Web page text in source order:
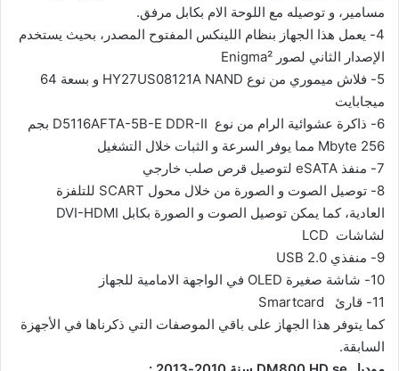
مسامير، و توصيله مع اللوحة الام بكابل مرفق.
4- يعمل هذا الجهاز بنظام اللينكس المفتوح المصدر، بحيث يستخدم
الإصدار الثاني لصور Enigma²
5- فلاش ميموري من نوع HY27US08121A NAND و بسعة 64
ميجابايت
6- ذاكرة عشوائية الرام من نوع D5116AFTA-5B-E DDR-II بجم
256 Mbyte مما يوفر السرعة و الثبات خلال التشغيل
7- منفذ eSATA لتوصيل قرص صلب خارجي
8- توصيل الصوت و الصورة من خلال محول SCART للتلفزة
العادية، كما يمكن توصيل الصوت و الصورة بكابل DVI-HDMI
لشاشات LCD
9- منفذي USB 2.0
10- شاشة صغيرة OLED في الواجهة الامامية للجهاز
11- قارئ Smartcard
كما يتوفر هذا الجهاز على باقي الموصفات التي ذكرناها في الأجهزة
السابقة.